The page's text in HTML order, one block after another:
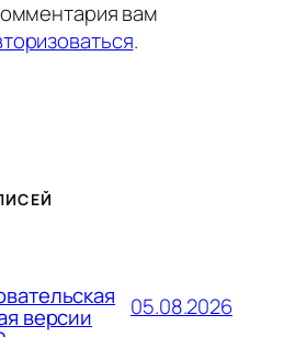
вам
.
версии 05.08.2026